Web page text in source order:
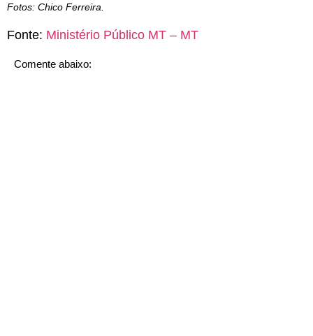
Fotos: Chico Ferreira.
Fonte: Ministério Público MT – MT
Comente abaixo: